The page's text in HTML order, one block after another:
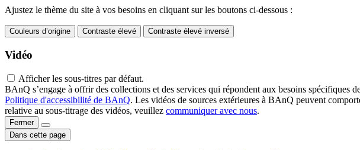
Ajustez le thème du site à vos besoins en cliquant sur les boutons ci-dessous :
Couleurs d’origine Contraste élevé Contraste élevé inversé
Vidéo
Afficher les sous-titres par défaut.
BAnQ s’engage à offrir des collections et des services qui répondent aux besoins spécifiques
Politique d'accessibilité de BAnQ. Les vidéos de sources extérieures à BAnQ peuvent
relative au sous-titrage des vidéos, veuillez communiquer avec nous.
Fermer
Dans cette page